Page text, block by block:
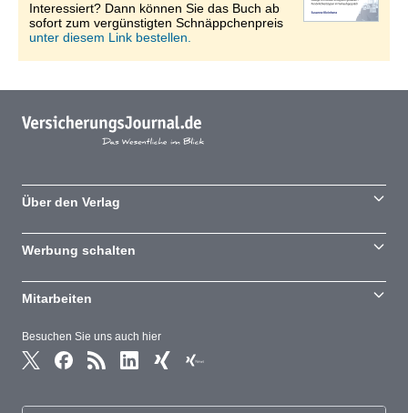
Interessiert? Dann können Sie das Buch ab
sofort zum vergünstigten Schnäppchenpreis
unter diesem Link bestellen.
Besuchen Sie uns auch hier
Über den Verlag
Werbung schalten
Mitarbeiten